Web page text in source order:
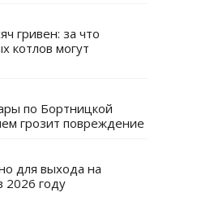
гривен: за что
котлов могут
по Бортницкой
грозит повреждение
для выхода на
2026 году